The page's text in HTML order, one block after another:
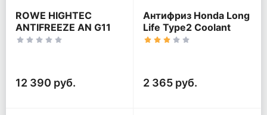
ROWE HIGHTEC
ANTIFREEZE AN G11
Ready-Mix -40°C
12 390 руб.
Антифриз Honda Long
Life Type2 Coolant
50/50
2 365 руб.